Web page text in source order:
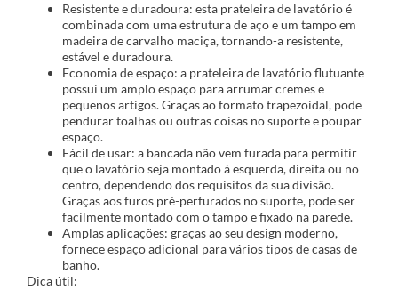
Resistente e duradoura: esta prateleira de lavatório é
combinada com uma estrutura de aço e um tampo em
madeira de carvalho maciça, tornando-a resistente,
estável e duradoura.
Economia de espaço: a prateleira de lavatório flutuante
possui um amplo espaço para arrumar cremes e
pequenos artigos. Graças ao formato trapezoidal, pode
pendurar toalhas ou outras coisas no suporte e poupar
espaço.
Fácil de usar: a bancada não vem furada para permitir
que o lavatório seja montado à esquerda, direita ou no
centro, dependendo dos requisitos da sua divisão.
Graças aos furos pré-perfurados no suporte, pode ser
facilmente montado com o tampo e fixado na parede.
Amplas aplicações: graças ao seu design moderno,
fornece espaço adicional para vários tipos de casas de
banho.
Dica útil: